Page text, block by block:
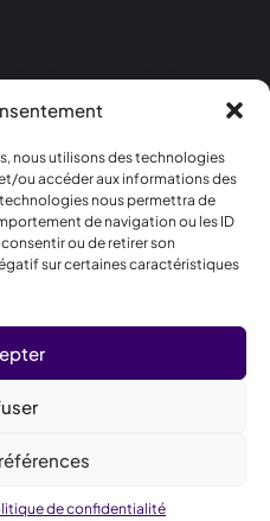
nous utilisons des technologies
ou accéder aux informations des
nous permettra de
de navigation ou les ID
ou de retirer son
sur certaines caractéristiques
de confidentialité